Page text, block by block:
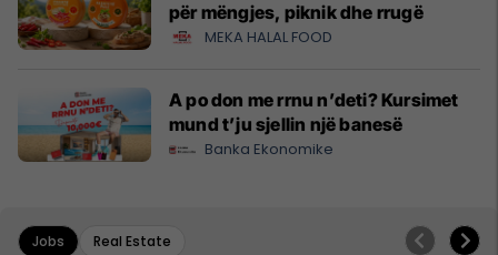
për mëngjes, piknik dhe rrugë
MEKA HALAL FOOD
A po don me rrnu n’deti? Kursimet
mund t’ju sjellin një banesë
Banka Ekonomike
Jobs Real Estate